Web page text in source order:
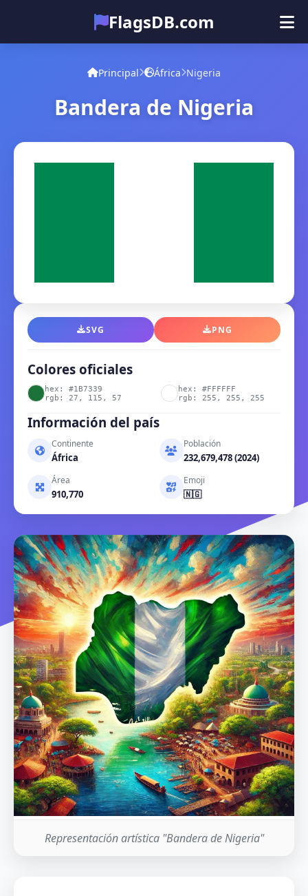
FlagsDB.com
Principal
Cuestionario
Principal África Nigeria
Bandera de Nigeria
SVG PNG
Colores oficiales
hex: #1B7339
rgb: 27, 115, 57
hex: #FFFFFF
rgb: 255, 255, 255
Información del país
Continente
África
Población
232,679,478 (2024)
Área
910,770
Emoji
🇳🇬
Representación artística "Bandera de Nigeria"